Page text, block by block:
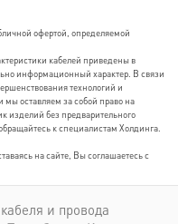
офертой, определяемой
кабелей приведены в
информационный характер. В связи
технологий и
оставляем за собой право на
изделий без предварительного
к специалистам Холдинга.
на сайте, Вы соглашаетесь с
и провода